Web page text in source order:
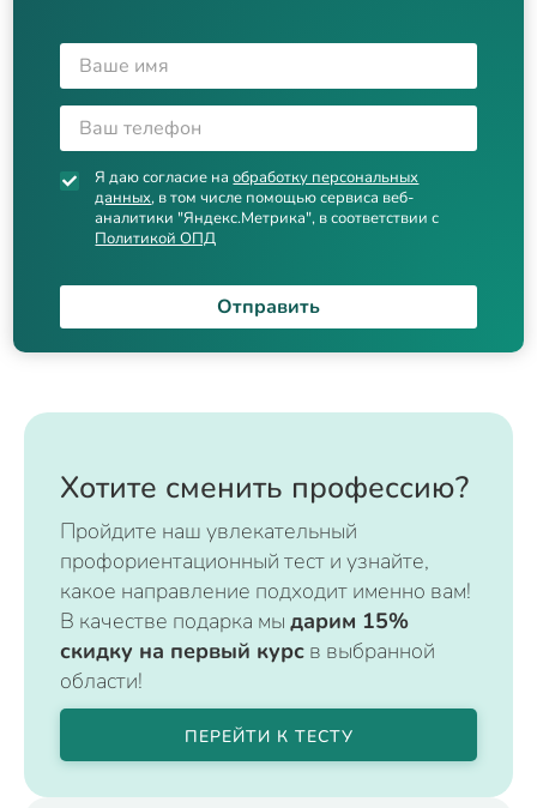
Я даю согласие наобработку персональных
данных, в том числе помощью сервиса веб-
аналитики "Яндекс.Метрика", в соответствии с
Политикой ОПД
Отправить
Хотите сменить профессию?
Пройдите наш увлекательный
профориентационный тест и узнайте,
какое направление подходит именно вам!
В качестве подарка мы дарим 15%
скидку на первый курс в выбранной
области!
ПЕРЕЙТИ К ТЕСТУ